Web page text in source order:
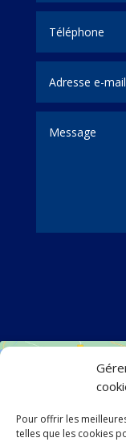
Pour offrir les
telles que les cookies